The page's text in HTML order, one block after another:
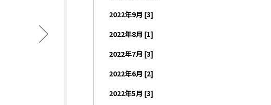
2022年9月 [3]
2022年8月 [1]
2022年7月 [3]
2022年6月 [2]
2022年5月 [3]